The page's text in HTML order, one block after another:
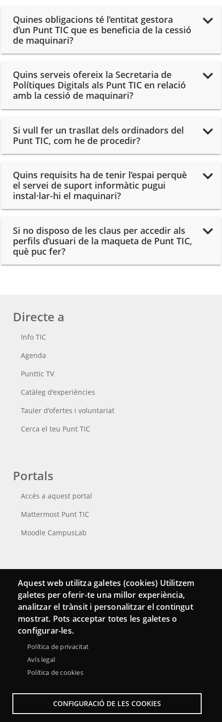
Quines obligacions té l’entitat gestora
d’un Punt TIC que es beneficia de la cessió
de maquinari?
Quins serveis ofereix la Secretaria de
Polítiques Digitals als Punt TIC en relació
amb la cessió de maquinari?
Si vull fer un trasllat dels ordinadors del
Punt TIC, com he de procedir?
Quins requisits ha de tenir l’espai perquè
el servei de suport informàtic pugui
instal·lar-hi el maquinari?
Si no disposo de les claus per accedir als
perfils d’usuari de la maqueta de Punt TIC,
què puc fer?
Directe a
Info TIC
Agenda
Punttic TV
Catàleg d'experiències
Tauler d'ofertes i voluntariat
Cerca el teu Punt TIC
Portals
Accés a aquest portal
Mattermost Punt TIC
Moodle CampusLab
Connecta
Bustia de contacte
Butlletins
Aquest web utilitza galetes (cookies) Utilitzem
galetes per oferir-te una millor experiència,
analitzar el trànsit i personalitzar el contingut
mostrat. Pots acceptar totes les galetes o
configurar-les.
Política de privacitat
Avís legal
Política de cookies
CONFIGURACIÓ DE LES COOKIES